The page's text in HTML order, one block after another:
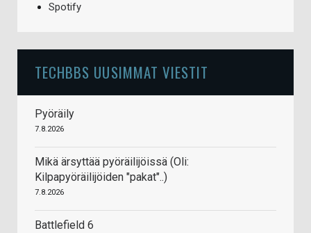
Spotify
TECHBBS UUSIMMAT VIESTIT
Pyöräily
7.8.2026
Mikä ärsyttää pyöräilijöissä (Oli:
Kilpapyöräilijöiden "pakat"..)
7.8.2026
Battlefield 6